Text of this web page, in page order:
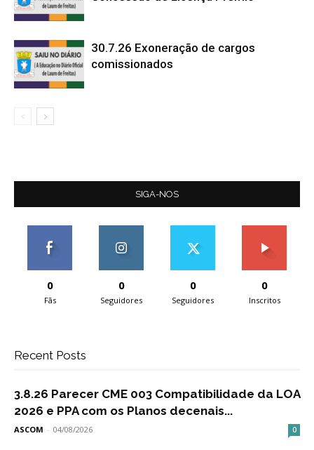
30.7.26 Exoneração de cargos
comissionados
SIGA-NOS
0
Fãs
0
Seguidores
0
Seguidores
0
Inscritos
Recent Posts
3.8.26 Parecer CME 003 Compatibilidade da LOA
2026 e PPA com os Planos decenais...
ASCOM - 04/08/2026 0